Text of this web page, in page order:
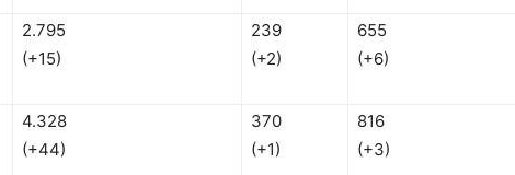
2.795
(+15)
239
(+2)
655
(+6)
4.328
(+44)
370
(+1)
816
(+3)